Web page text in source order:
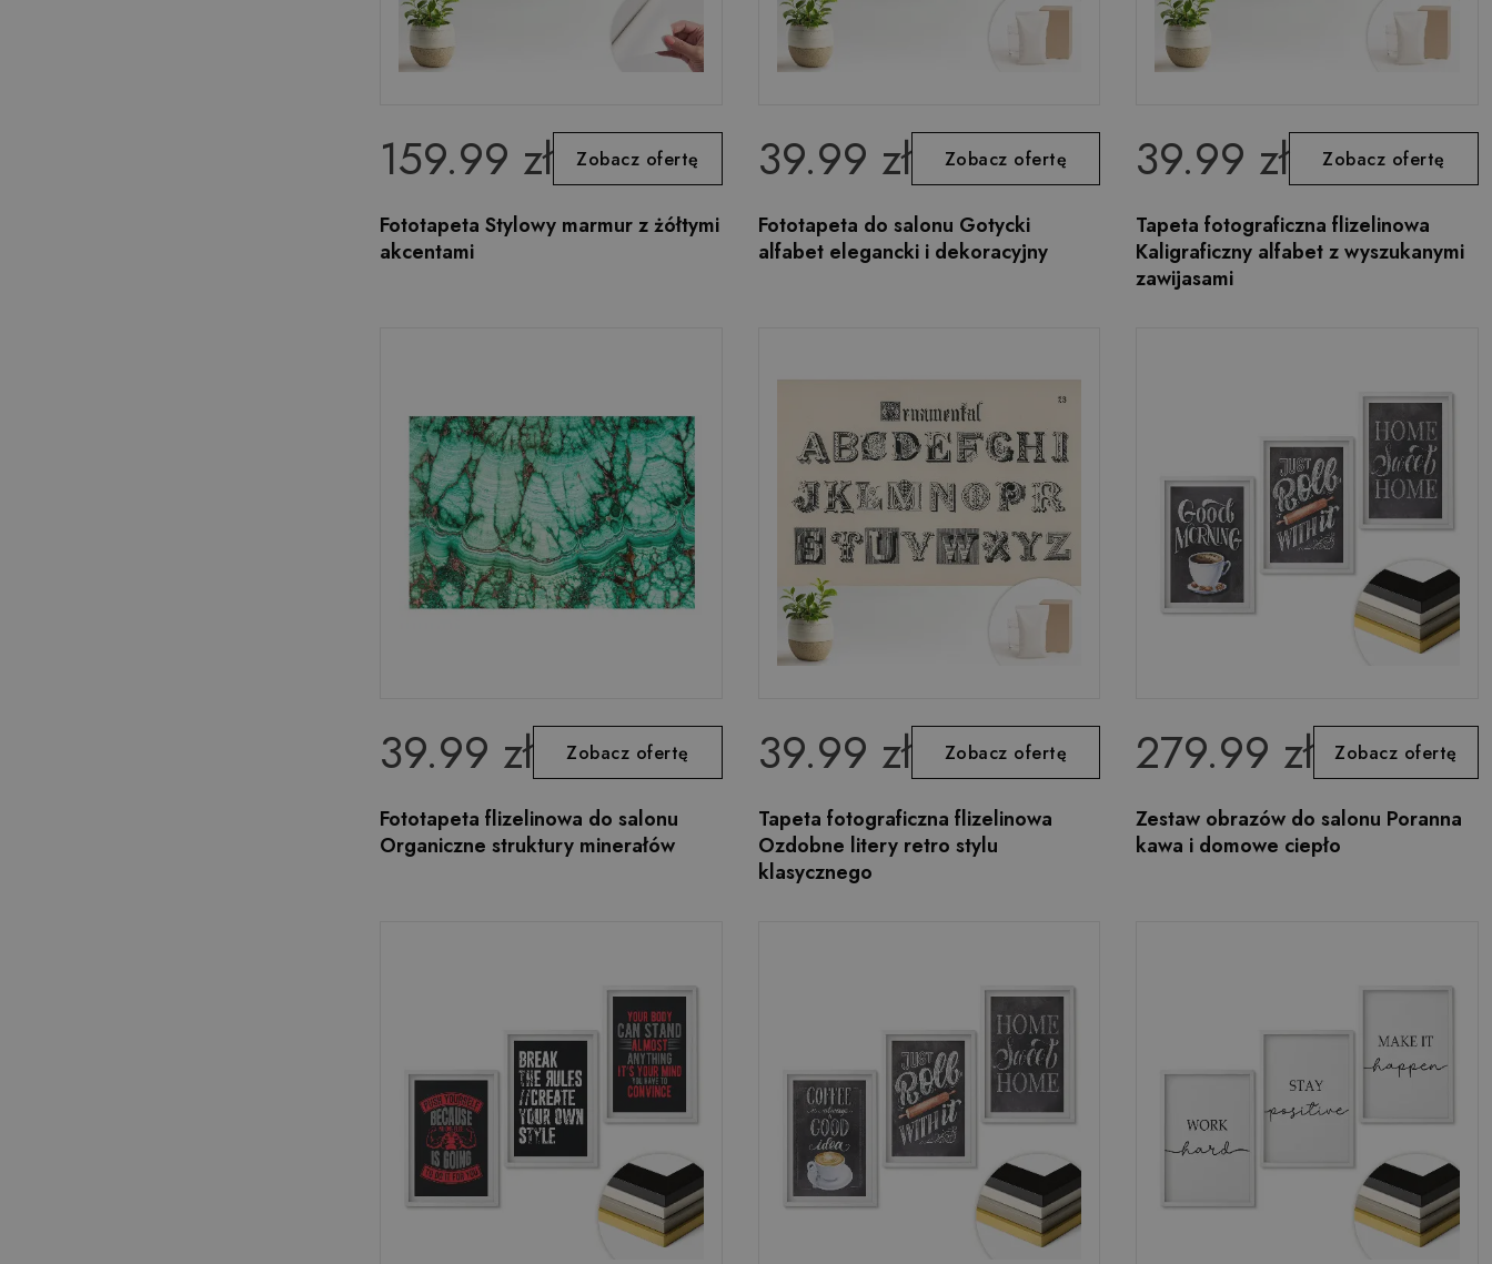
159.99 zł Zobacz ofertę
Fototapeta Stylowy marmur z żółtymi
akcentami
39.99 zł Zobacz ofertę
Fototapeta do salonu Gotycki
alfabet elegancki i dekoracyjny
39.99 zł Zobacz ofertę
Tapeta fotograficzna flizelinowa
Kaligraficzny alfabet z wyszukanymi
zawijasami
39.99 zł Zobacz ofertę
Fototapeta flizelinowa do salonu
Organiczne struktury minerałów
39.99 zł Zobacz ofertę
Tapeta fotograficzna flizelinowa
Ozdobne litery retro stylu
klasycznego
279.99 zł Zobacz ofertę
Zestaw obrazów do salonu Poranna
kawa i domowe ciepło